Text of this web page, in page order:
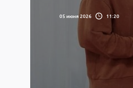
05 июня 2026 11:20